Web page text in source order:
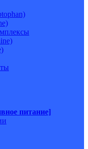
питание]